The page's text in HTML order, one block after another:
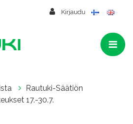
Kirjaudu
Rautuki-Säätiön
17.-30.7.